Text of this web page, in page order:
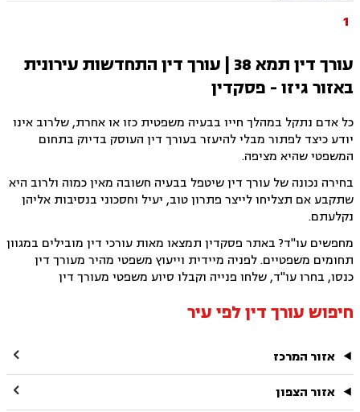
1
עורך דין תמא 38 | עורך דין התחדשות עירונית
באזור גיזו - פסקדין
כל אדם נתקל במהלך חייו בבעיה משפטית כזו או אחרת, שלרוב אינו
יודע כיצד לפתור מבלי להיעזר בעורך דין העוסק בדיוק בתחום
המשפטי שהיא מציפה.
בחירה נכונה של עורך דין שיטפל בבעיה חשובה מאין כמוה ולרוב היא
שתקבע אם תצליחו לייצר פתרון טוב, יעיל וחסכוני בנסיבות אליהן
נקלעתם.
מחפשים עו"ד? באתר פסקדין תמצאו מאות עורכי דין מובילים במגוון
תחומים משפטיים. לפניה מיידית וייעוץ משפטי מהיר מעורך דין
כנסו, בחרו עו"ד, שלחו פנייה וקבלו סיוע משפטי מעורך דין
חיפוש עורך דין לפי עיר
אזור המרכז 
אזור הצפון 